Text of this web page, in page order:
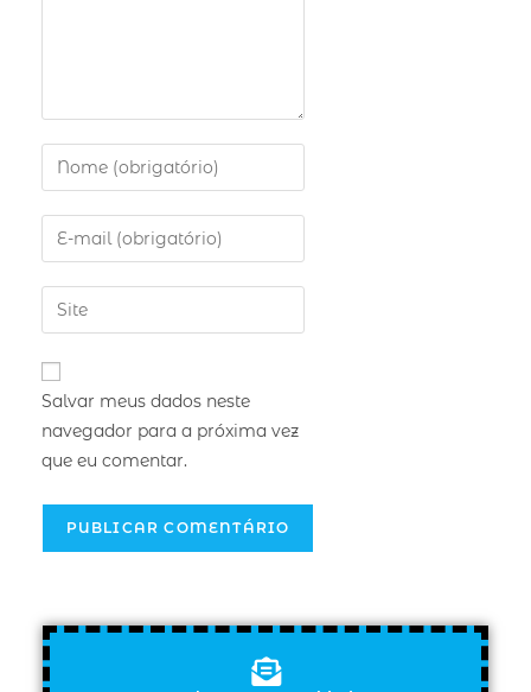
Salvar meus dados neste
navegador para a próxima vez
que eu comentar.